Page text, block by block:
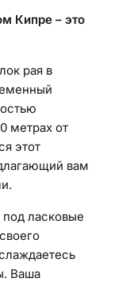
Кипре – это
рая в
метрах от
этот
вам
под ласковые
Ваша